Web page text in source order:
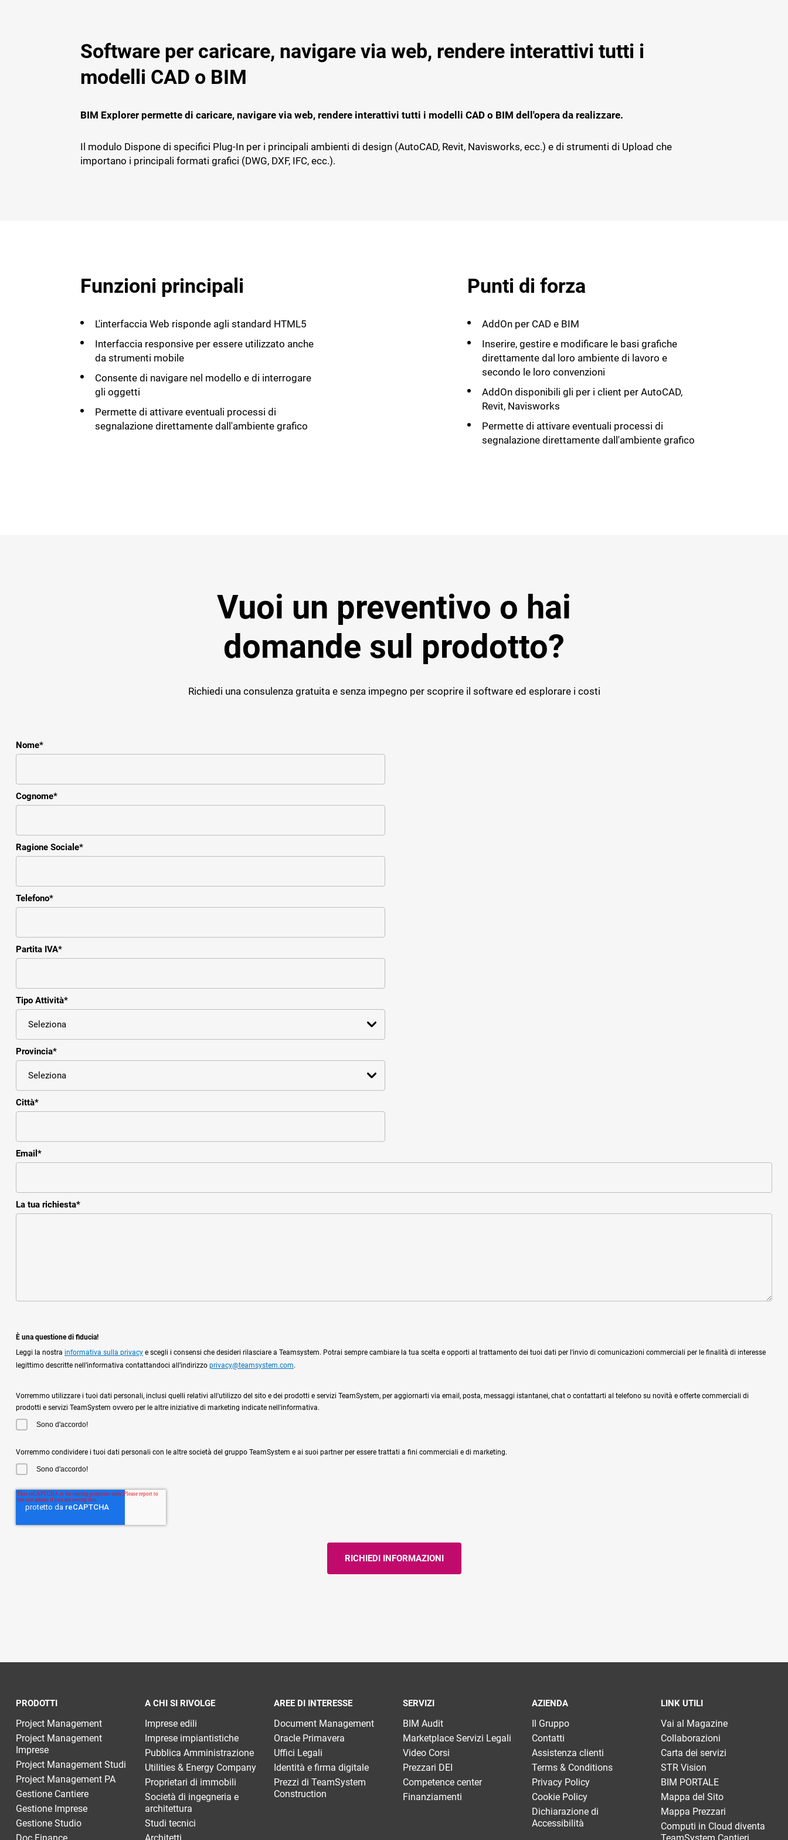
BADGE, ITP E SICUREZZA
TS Safety&Compliance
Sicurezza, compliance e badge digitale
GESTIONALE IMPRESE
IMPIANTISTICHE
BPM Service
tecnica dell’impresa impiantistica
ALTRI GESTIONALI
Cybersecurity
Sostenibilità ed efficienza
Software per caricare, navigare via web, rendere interattivi tutti i
modelli CAD o BIM
BIM Explorer permette di caricare, navigare via web, rendere interattivi tutti i modelli CAD o BIM dell'opera da realizzare.
Il modulo Dispone di specifici Plug-In per i principali ambienti di design (AutoCAD, Revit, Navisworks, ecc.) e di strumenti di Upload che
importano i principali formati grafici (DWG, DXF, IFC, ecc.).
Funzioni principali
L'interfaccia Web risponde agli standard HTML5
Interfaccia responsive per essere utilizzato anche
da strumenti mobile
Consente di navigare nel modello e di interrogare
gli oggetti
Permette di attivare eventuali processi di
segnalazione direttamente dall'ambiente grafico
Punti di forza
AddOn per CAD e BIM
Inserire, gestire e modificare le basi grafiche
direttamente dal loro ambiente di lavoro e
secondo le loro convenzioni
AddOn disponibili gli per i client per AutoCAD,
Revit, Navisworks
Permette di attivare eventuali processi di
segnalazione direttamente dall'ambiente grafico
Vuoi un preventivo o hai
domande sul prodotto?
Richiedi una consulenza gratuita e senza impegno per scoprire il software ed esplorare i costi
Nome*
Cognome*
Ragione Sociale*
Telefono*
Partita IVA*
Tipo Attività*
Provincia*
Città*
Email *
La tua richiesta*
È una questione di fiducia!
Leggi la nostra informativa sulla privacy e scegli i consensi che desideri rilasciare a Teamsystem. Potrai sempre cambiare la tua scelta e opporti al trattamento dei tuoi dati per l'invio di comunicazioni commerciali per le finalità di interesse
legittimo descritte nell’informativa contattandoci all’indirizzo privacy@teamsystem.com.
Vorremmo utilizzare i tuoi dati personali, inclusi quelli relativi all'utilizzo del sito e dei prodotti e servizi TeamSystem, per aggiornarti via email, posta, messaggi istantanei, chat o contattarti al telefono su novità e offerte commerciali di
prodotti e servizi TeamSystem ovvero per le altre iniziative di marketing indicate nell'informativa.
Sono d'accordo!
Vorremmo condividere i tuoi dati personali con le altre società del gruppo TeamSystem e ai suoi partner per essere trattati a fini commerciali e di marketing.
Sono d'accordo!
PRODOTTI
Project Management
Project Management
Imprese
Project Management Studi
Project Management PA
Gestione Cantiere
Gestione Imprese
Gestione Studio
A CHI SI RIVOLGE
Imprese edili
Imprese impiantistiche
Pubblica Amministrazione
Utilities & Energy Company
Proprietari di immobili
Società di ingegneria e
architettura
Studi tecnici
AREE DI INTERESSE
Document Management
Oracle Primavera
Uffici Legali
Identità e firma digitale
Prezzi di TeamSystem
Construction
SERVIZI
BIM Audit
Marketplace Servizi Legali
Video Corsi
Prezzari DEI
Competence center
Finanziamenti
AZIENDA
Il Gruppo
Contatti
Assistenza clienti
Terms & Conditions
Privacy Policy
Cookie Policy
Dichiarazione di
Accessibilità
LINK UTILI
Vai al Magazine
Collaborazioni
Carta dei servizi
STR Vision
BIM PORTALE
Mappa del Sito
Mappa Prezzari
Computi in Cloud diventa